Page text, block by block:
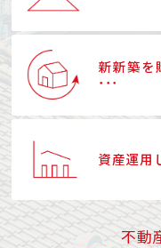
新新築を
･･･
資産運用
不動